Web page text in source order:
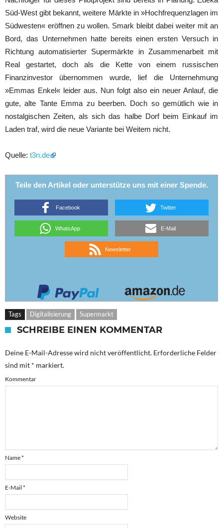
Süd-West gibt bekannt, weitere Märkte in »Hochfrequenzlagen im
Südwesten« eröffnen zu wollen. Smark bleibt dabei weiter mit an
Bord, das Unternehmen hatte bereits einen ersten Versuch in
Richtung automatisierter Supermärkte in Zusammenarbeit mit
Real gestartet, doch als die Kette von einem russischen
Finanzinvestor übernommen wurde, lief die Unternehmung
»Emmas Enkel« leider aus. Nun folgt also ein neuer Anlauf, die
gute, alte Tante Emma zu beerben. Doch so gemütlich wie in
nostalgischen Zeiten, als sich das halbe Dorf beim Einkauf im
Laden traf, wird die neue Variante bei Weitem nicht.
Quelle: t3n.de
Teile den Artikel oder unterstütze uns mit einer Spende.
Facebook Twitter
WhatsApp E-Mail
Newsletter
Tags Digitalisierung Supermarkt
SCHREIBE EINEN KOMMENTAR
Deine E-Mail-Adresse wird nicht veröffentlicht. Erforderliche Felder
sind mit * markiert.
Kommentar
Name*
E-Mail *
Website